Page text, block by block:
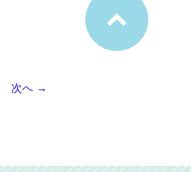
次へ →